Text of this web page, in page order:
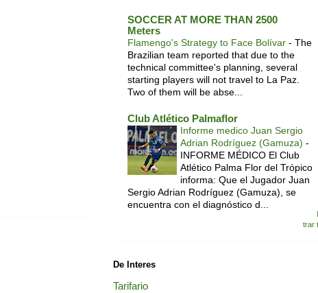
SOCCER AT MORE THAN 2500
Meters
Flamengo's Strategy to Face Bolívar - The
Brazilian team reported that due to the
technical committee's planning, several
starting players will not travel to La Paz.
Two of them will be abse...
Club Atlético Palmaflor
Informe medico Juan Sergio
Adrian Rodríguez (Gamuza) -
INFORME MÉDICO El Club
Atlético Palma Flor del Trópico
informa: Que el Jugador Juan
Sergio Adrian Rodríguez (Gamuza), se
encuentra con el diagnóstico d...
trar
De Interes
Tarifario